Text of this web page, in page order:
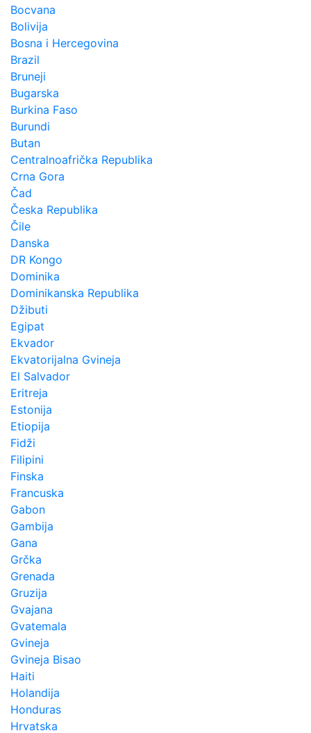
Bocvana
Bolivija
Bosna i Hercegovina
Brazil
Bruneji
Bugarska
Burkina Faso
Burundi
Butan
Centralnoafrička Republika
Crna Gora
Čad
Česka Republika
Čile
Danska
DR Kongo
Dominika
Dominikanska Republika
Džibuti
Egipat
Ekvador
Ekvatorijalna Gvineja
El Salvador
Eritreja
Estonija
Etiopija
Fidži
Filipini
Finska
Francuska
Gabon
Gambija
Gana
Grčka
Grenada
Gruzija
Gvajana
Gvatemala
Gvineja
Gvineja Bisao
Haiti
Holandija
Honduras
Hrvatska